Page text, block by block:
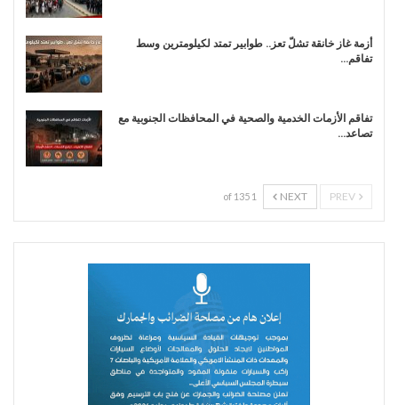
أزمة غاز خانقة تشلّ تعز.. طوابير تمتد لكيلومترين وسط
تفاقم…
تفاقم الأزمات الخدمية والصحية في المحافظات الجنوبية مع
تصاعد…
NEXT
1 of 135